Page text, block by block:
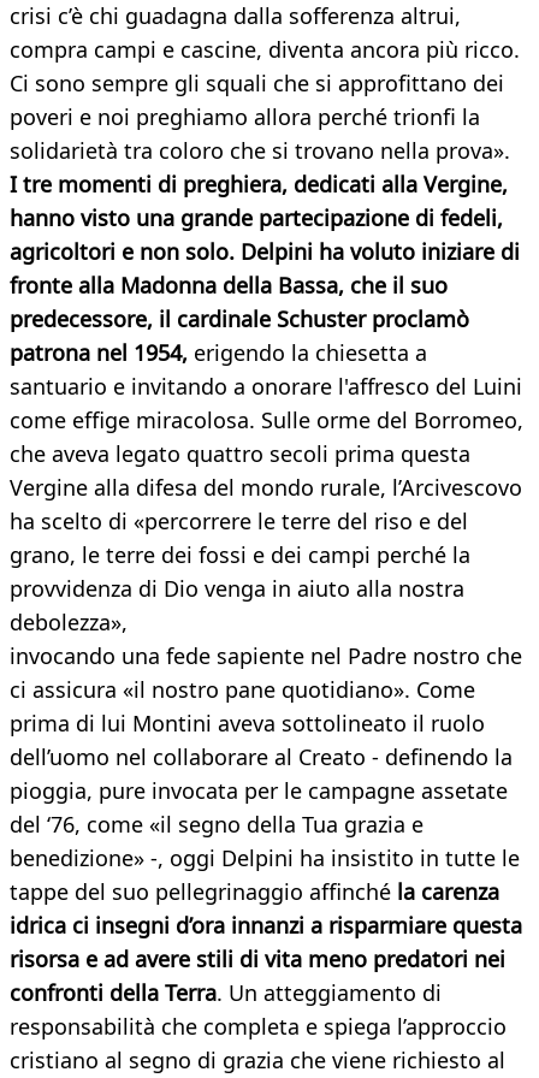
crisi c’è chi guadagna dalla sofferenza altrui,
compra campi e cascine, diventa ancora più ricco.
Ci sono sempre gli squali che si approfittano dei
poveri e noi preghiamo allora perché trionfi la
solidarietà tra coloro che si trovano nella prova».
I tre momenti di preghiera, dedicati alla Vergine,
hanno visto una grande partecipazione di fedeli,
agricoltori e non solo. Delpini ha voluto iniziare di
fronte alla Madonna della Bassa, che il suo
predecessore, il cardinale Schuster proclamò
patrona nel 1954, erigendo la chiesetta a
santuario e invitando a onorare l'affresco del Luini
come effige miracolosa. Sulle orme del Borromeo,
che aveva legato quattro secoli prima questa
Vergine alla difesa del mondo rurale, l’Arcivescovo
ha scelto di «percorrere le terre del riso e del
grano, le terre dei fossi e dei campi perché la
provvidenza di Dio venga in aiuto alla nostra
debolezza»,
invocando una fede sapiente nel Padre nostro che
ci assicura «il nostro pane quotidiano». Come
prima di lui Montini aveva sottolineato il ruolo
dell’uomo nel collaborare al Creato - definendo la
pioggia, pure invocata per le campagne assetate
del ‘76, come «il segno della Tua grazia e
benedizione» -, oggi Delpini ha insistito in tutte le
tappe del suo pellegrinaggio affinché la carenza
idrica ci insegni d’ora innanzi a risparmiare questa
risorsa e ad avere stili di vita meno predatori nei
confronti della Terra. Un atteggiamento di
responsabilità che completa e spiega l’approccio
cristiano al segno di grazia che viene richiesto al